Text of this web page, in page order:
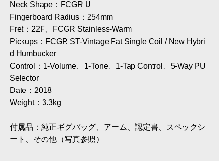
Neck Shape：FCGR U
Fingerboard Radius：254mm
Fret：22F、FCGR Stainless-Warm
Pickups：FCGR ST-Vintage Fat Single Coil / New Hybri
d Humbucker
Control：1-Volume、1-Tone、1-Tap Control、5-Way PU
Selector
Date：2018
Weight：3.3kg
付属品：純正ギグバッグ、アーム、認定書、スペックシ
ート、その他（写真参照）